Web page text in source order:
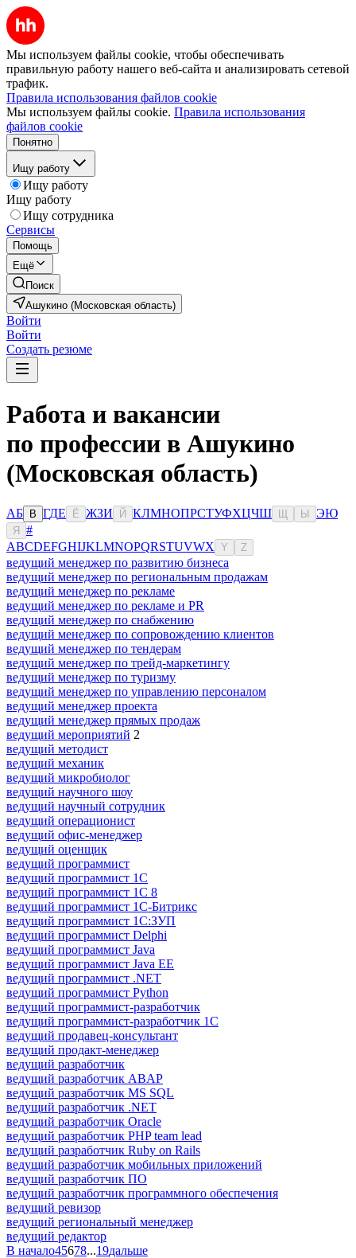
Мы используем файлы cookie, чтобы обеспечивать
правильную работу нашего веб-сайта и анализировать сетевой
трафик.
Правила использования файлов cookie
Мы используем файлы cookie. Правила использования
файлов cookie
Понятно
Ищу работу
Ищу работу
Ищу работу
Ищу сотрудника
Сервисы
Помощь
Ещё
Поиск
Ашукино (Московская область)
Войти
Войти
Создать резюме
Работа и вакансии
по профессии в Ашукино
(Московская область)
АБ В ГДЕ Ё ЖЗИ Й КЛМНОПРСТУФХЦЧШ Ы ЭЮ
Я
#
ABCDEFGHIJKLMNOPQRSTUVWX Y Z
ведущий менеджер по развитию бизнеса
ведущий менеджер по региональным продажам
ведущий менеджер по рекламе
ведущий менеджер по рекламе и PR
ведущий менеджер по снабжению
ведущий менеджер по сопровождению клиентов
ведущий менеджер по тендерам
ведущий менеджер по трейд-маркетингу
ведущий менеджер по туризму
ведущий менеджер по управлению персоналом
ведущий менеджер проекта
ведущий менеджер прямых продаж
ведущий мероприятий 2
ведущий методист
ведущий механик
ведущий микробиолог
ведущий научного шоу
ведущий научный сотрудник
ведущий операционист
ведущий офис-менеджер
ведущий оценщик
ведущий программист
ведущий программист 1C
ведущий программист 1С 8
ведущий программист 1С-Битрикс
ведущий программист 1С:ЗУП
ведущий программист Delphi
ведущий программист Java
ведущий программист Java EE
ведущий программист .NET
ведущий программист Python
ведущий программист-разработчик
ведущий программист-разработчик 1С
ведущий продавец-консультант
ведущий продакт-менеджер
ведущий разработчик
ведущий разработчик ABAP
ведущий разработчик MS SQL
ведущий разработчик .NET
ведущий разработчик Oracle
ведущий разработчик PHP team lead
ведущий разработчик Ruby on Rails
ведущий разработчик мобильных приложений
ведущий разработчик ПО
ведущий разработчик программного обеспечения
ведущий ревизор
ведущий региональный менеджер
ведущий редактор
В начало45678...19дальше